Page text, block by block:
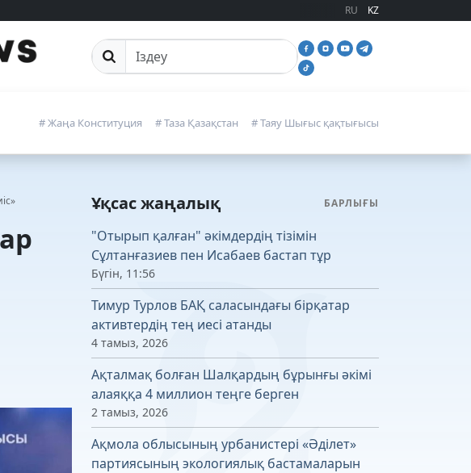
RU KZ
Сайттан іздеу
# Жаңа Конституция # Таза Қазақстан # Таяу Шығыс қақтығысы
Ұқсас жаңалық БАРЛЫҒЫ
"Отырып қалған" әкімдердің тізімін
Сұлтанғазиев пен Исабаев бастап тұр
Бүгін, 11:56
Тимур Турлов БАҚ саласындағы бірқатар
активтердің тең иесі атанды
4 тамыз, 2026
Ақталмақ болған Шалқардың бұрынғы әкімі
алаяққа 4 миллион теңге берген
2 тамыз, 2026
Ақмола облысының урбанистері «Әділет»
партиясының экологиялық бастамаларын